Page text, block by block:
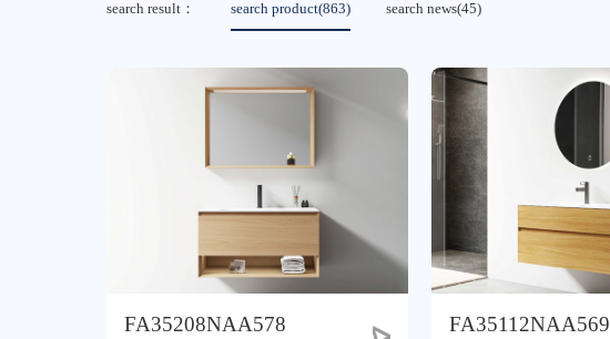
search result： search product(863) search news(45)
FA35208NAA578 FA35112NAA569